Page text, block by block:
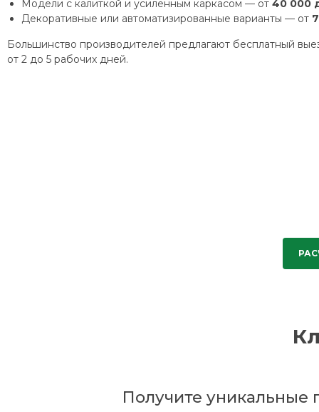
Модели с калиткой и усиленным каркасом — от 40 000
Декоративные или автоматизированные варианты — от
Большинство производителей предлагают бесплатный
от 2 до 5 рабочих дней.
Получите уникальные